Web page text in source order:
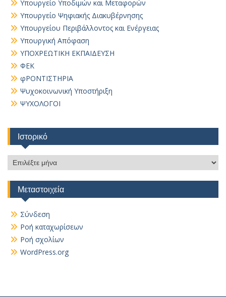
Υπουργείο Υποδιμών και Μεταφορών
Υπουργείο Ψηφιακής Διακυβέρνησης
Υπουργείου Περιβάλλοντος και Ενέργειας
Υπουργική Απόφαση
ΥΠΟΧΡΕΩΤΙΚΗ ΕΚΠΑΙΔΕΥΣΗ
ΦΕΚ
φΡΟΝΤΙΣΤΗΡΙΑ
Ψυχοκοινωνική Υποστήριξη
ΨΥΧΟΛΟΓΟΙ
Ιστορικό
Ιστορικό
Μεταστοιχεία
Σύνδεση
Ροή καταχωρίσεων
Ροή σχολίων
WordPress.org